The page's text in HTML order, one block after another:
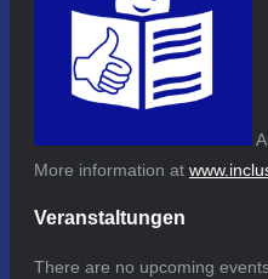
More information at
Veranstaltungen
There are no upcoming